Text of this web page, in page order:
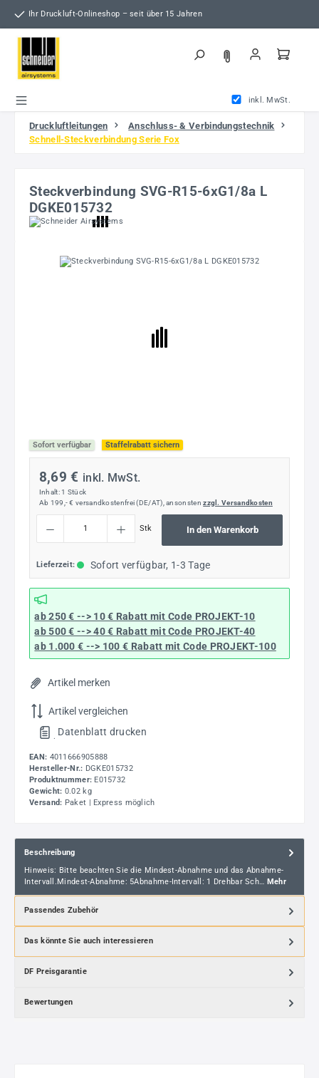
Zum Hauptinhalt springen
Ihr Druckluft-Onlineshop – seit über 15 Jahren
inkl. MwSt.
Druckluftleitungen
Anschluss- & Verbindungstechnik
Schnell-Steckverbindung Serie Fox
Steckverbindung SVG-R15-6xG1/8a L
DGKE015732
Bildergalerie überspringen
Sofort verfügbar Staffelrabatt sichern
8,69 € inkl. MwSt.
Inhalt: 1 Stück
Ab 199,- € versandkostenfrei (DE/AT), ansonstenzzgl. Versandkosten
Stk In den Warenkorb
Lieferzeit: Sofort verfügbar, 1-3 Tage
ab 250 € --> 10 € Rabatt mit Code PROJEKT-10
ab 500 € --> 40 € Rabatt mit Code PROJEKT-40
ab 1.000 € --> 100 € Rabatt mit Code PROJEKT-100
Artikel merken
Artikel vergleichen
. Datenblatt drucken
EAN: 4011666905888
Hersteller-Nr.: DGKE015732
Produktnummer: E015732
Gewicht: 0.02 kg
Versand: Paket | Express möglich
Beschreibung
Hinweis: Bitte beachten Sie die Mindest-Abnahme und das Abnahme-
Intervall.Mindest-Abnahme: 5Abnahme-Intervall: 1 Drehbar Sch… Mehr
Passendes Zubehör
Das könnte Sie auch interessieren
DF Preisgarantie
Bewertungen